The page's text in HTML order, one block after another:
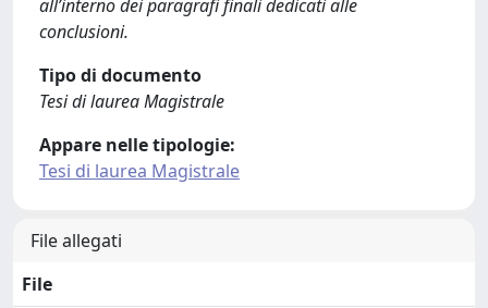
all’interno dei paragrafi finali dedicati alle
conclusioni.
Tipo di documento
Tesi di laurea Magistrale
Appare nelle tipologie:
Tesi di laurea Magistrale
File allegati
File